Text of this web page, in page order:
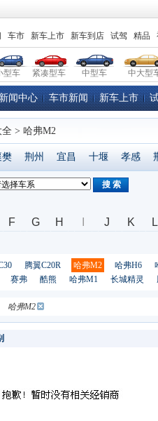
车市 新车上市 新车到店 试驾 精品
型车 紧凑型车 中型车 中大型
闻中心 车市新闻 新车上市
> 哈弗M2
樊 荆州 宜昌 十堰 孝感
搜 索
F G H J K L
腾翼C20R 哈弗M2 哈弗H6
赛弗 酷熊 哈弗M1 长城精灵
哈弗M2